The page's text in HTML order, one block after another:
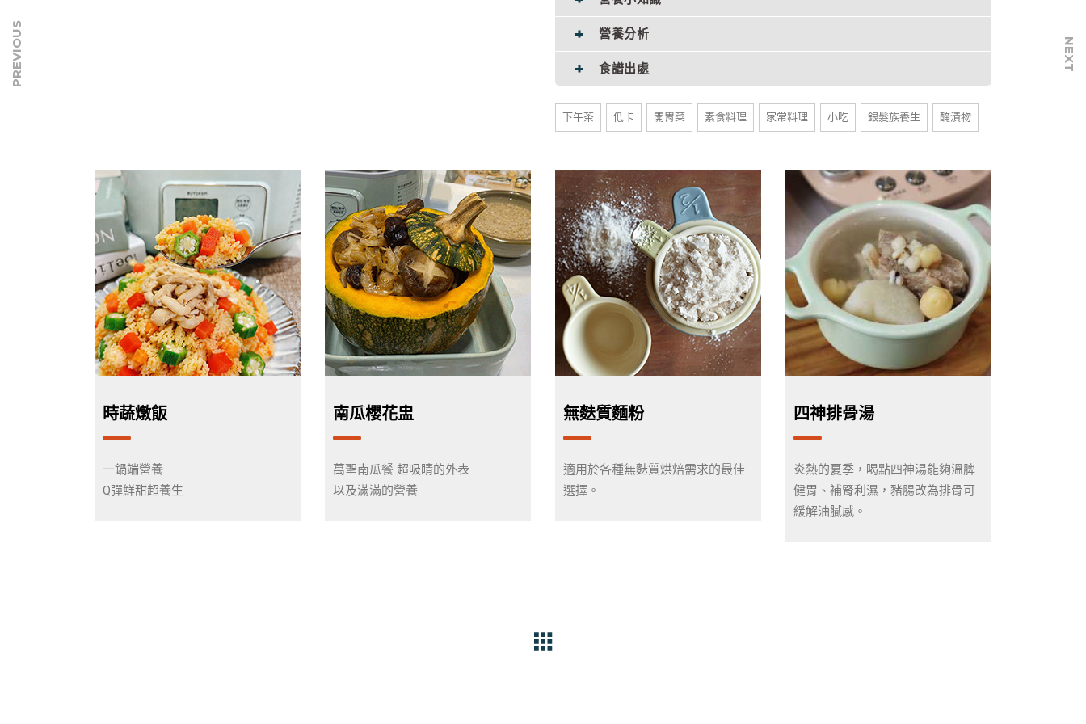
營養分析
食譜出處
下午茶 低卡 開胃菜 素食料理 家常料理 小吃 銀髮族養生 醃漬物
時蔬燉飯
一鍋端營養
Q彈鮮甜超養生
南瓜櫻花盅
萬聖南瓜餐 超吸睛的外表
以及滿滿的營養
無麩質麵粉
適用於各種無麩質烘焙需求的最佳
選擇。
四神排骨湯
炎熱的夏季，喝點四神湯能夠溫脾
健胃、補腎利濕，豬腸改為排骨可
緩解油膩感。
PREVIOUS NEXT